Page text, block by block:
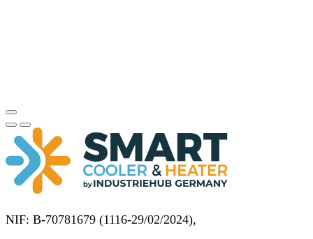
NIF: B-70781679 (1116-29/02/2024),